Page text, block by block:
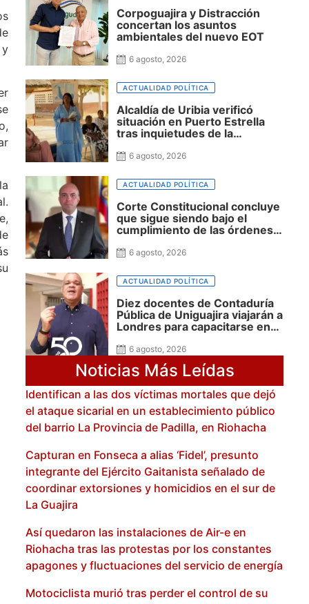
y
Corpoguajira y Distracción
concertan los asuntos
ambientales del nuevo EOT
6 agosto, 2026
ACTUALIDAD POLÍTICA
Alcaldía de Uribia verificó
situación en Puerto Estrella
tras inquietudes de la
6 agosto, 2026
ACTUALIDAD POLÍTICA
Corte Constitucional concluye
que sigue siendo bajo el
cumplimiento de las órdenes
la niñez Wayuu
6 agosto, 2026
ACTUALIDAD POLÍTICA
Diez docentes de Contaduría
Pública de Uniguajira viajarán a
Londres para capacitarse en
becas Álula Global
6 agosto, 2026
Noticias Más Leídas
Identifican a las dos víctimas mortales que dejó
el ataque sicarial en un establecimiento público
del barrio La Provincia de Padilla, en Riohacha
Capturan en Fonseca a alias ‘Fidel’, presunto
integrante del Ejército Gaitanista señalado de
coordinar extorsiones y homicidios en el sur de
La Guajira
Así quedaron las instalaciones de Air-e en
Riohacha tras las protestas por los constantes
apagones y fluctuaciones del servicio de energía
Motociclista murió tras perder el control de su